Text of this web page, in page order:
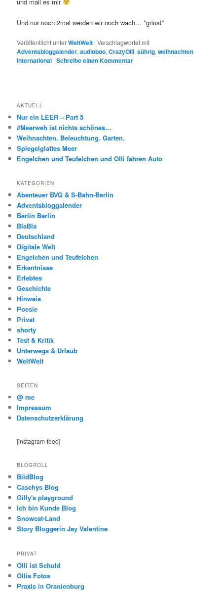
Und nur noch 2mal werden wir noch wach… *grinst*
Veröffentlicht unterWeltWeit |Verschlagwortet mit
Adventsbloggalender,audioboo,CrazyOlli,sührig,weihnachten
international |Schreibe einen Kommentar
AKTUELL
Nur ein LEER – Part 5
#Meerweh ist nichts schönes…
Weihnachten. Beleuchtung. Garten.
Spiegelglattes Meer
Engelchen und Teufelchen und Olli fahren Auto
KATEGORIEN
Abenteuer BVG & S-Bahn-Berlin
Adventsbloggalender
Berlin Berlin
BlaBla
Deutschland
Digitale Welt
Engelchen und Teufelchen
Erkentnisse
Erlebtes
Geschichte
Hinweis
Poesie
Privat
shorty
Test & Kritik
Unterwegs & Urlaub
WeltWeit
SEITEN
@ me
Impressum
Datenschutzerklärung
[instagram-feed]
BLOGROLL
BildBlog
Caschys Blog
Gilly's playground
Ich bin Kunde Blog
Snowcat-Land
Story Bloggerin Jay Valentine
PRIVAT
Olli ist Schuld
Ollis Fotos
Praxis in Oranienburg